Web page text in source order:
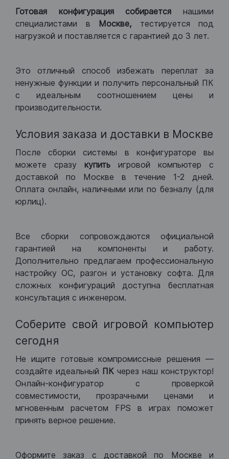
Готовая конфигурация собираетсянашими
специалистами в Москве, тестируется под
нагрузкой и поставляется с гарантией до 3 лет.
Это отличный способ избежать переплат за
ненужные функции и получить персональный ПК
с идеальным соотношением цены и
производительности.
Условия заказа и доставки в Москве
После сборки системы в конфигураторе вы
можете сразу купить игровой компьютер с
доставкой по Москве в течение 1-2 дней.
Оплата онлайн, наличными или по безналу (для
юрлиц).
Все сборки сопровождаются официальной
гарантией на компоненты и работу.
Дополнительно предлагаем профессиональную
настройку ОС, разгон и установку софта. Для
сложных конфигураций доступна бесплатная
консультация с инженером.
Соберите свой игровой компьютер
сегодня
Не ищите готовые компромиссные решения —
создайте идеальный ПК через наш конструктор!
Онлайн-конфигуратор с проверкой
совместимости, прозрачными ценами и
мгновенным расчетом FPS в играх поможет
принять верное решение.
Оформите заказ с доставкой по Москве и